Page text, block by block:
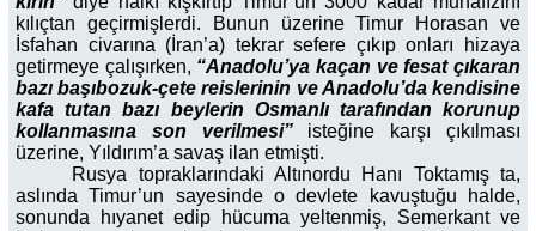
kılıçtan geçirmişlerdi. Bunun üzerine Timur Horasan ve
İsfahan civarına (İran’a) tekrar sefere çıkıp onları hizaya
getirmeye çalışırken, “Anadolu’ya kaçan ve fesat çıkaran
bazı başıbozuk-çete reislerinin ve Anadolu’da kendisine
kafa tutan bazı beylerin Osmanlı tarafından korunup
kollanmasına son verilmesi”isteğine karşı çıkılması
üzerine, Yıldırım’a savaş ilan etmişti.
Rusya topraklarındaki Altınordu Hanı Toktamış ta,
aslında Timur’un sayesinde o devlete kavuştuğu halde,
sonunda hıyanet edip hücuma yeltenmiş, Semerkant ve